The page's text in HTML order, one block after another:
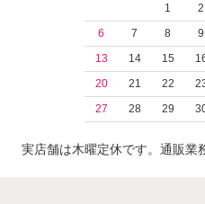
1
2
6
7 8 9
13
14 15
20
21 22
27
28 29
実店舗は木曜定休です。通販業